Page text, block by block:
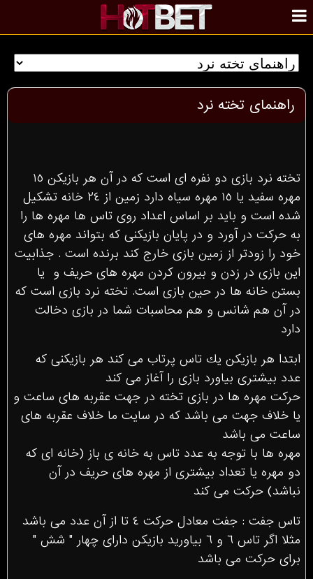
راهنمای تخته نرد
تخته نرد بازى دو نفره اى است كه در آن هر بازيكن ١٥
مهره سفيد يا ١٥ مهره سياه دارد زمين از ٢٤ خانه تشكيل
شده است و بايد بر اساس اعداد روى تاس ها مهره ها را
به حركت در آورد و در پايان بازيكنى كه بتواند مهره هاى
خود را زودتر از زمين بازى خارج كند برنده است . جذابيت
اين بازى در زدن و بیرون کردن مهره هاى حريف و يا
بستن خانه ها در حين بازى است. تخته نرد بازى است كه
در آن هم شانس و هم محاسبات شما در بازى دخالت
دارد
ابتدا هر بازيكن يك تاس پرتاب مى كند هر بازيكنى كه
عدد بيشترى بياورد بازى را آغاز مى كند
حركت مهره ها در بازى تخته در جهت عقربه هاى ساعت و
يا خلاف جهت مى باشد كه در سايت ما خلاف عقربه هاى
ساعت مى باشد
مهره ها با توجه به عدد تاس به خانه ى باز (خانه اى كه
دو مهره يا تعداد بيشترى از مهره هاى حريف در آن
نباشد) حركت مى كند
تاس جفت : جفت معادل حركت ٤ تا از آن عدد مى باشد
مثلا اگر تاس ٦ و ٦ بياوريد بازيكن داراى چهار " شش "
براى حركت مى باشد